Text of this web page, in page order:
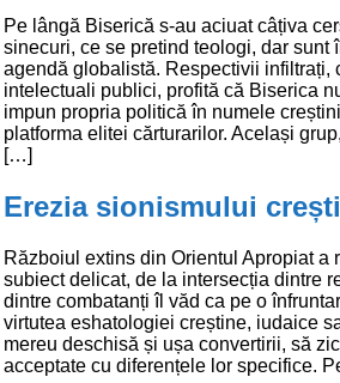
Pe lângă Biserică s-au aciuat câțiva
sinecuri, ce se pretind teologi, dar sunt
agendă globalistă. Respectivii infiltrați,
intelectuali publici, profită că Biserica
impun propria politică în numele
platforma elitei cărturarilor. Același
[…]
Erezia sionismului
Războiul extins din Orientul Apropiat a
subiect delicat, de la intersecția dintre
dintre combatanți îl văd ca pe o
virtutea eshatologiei creștine, iudaice
mereu deschisă și ușa convertirii, să
acceptate cu diferențele lor specifice.